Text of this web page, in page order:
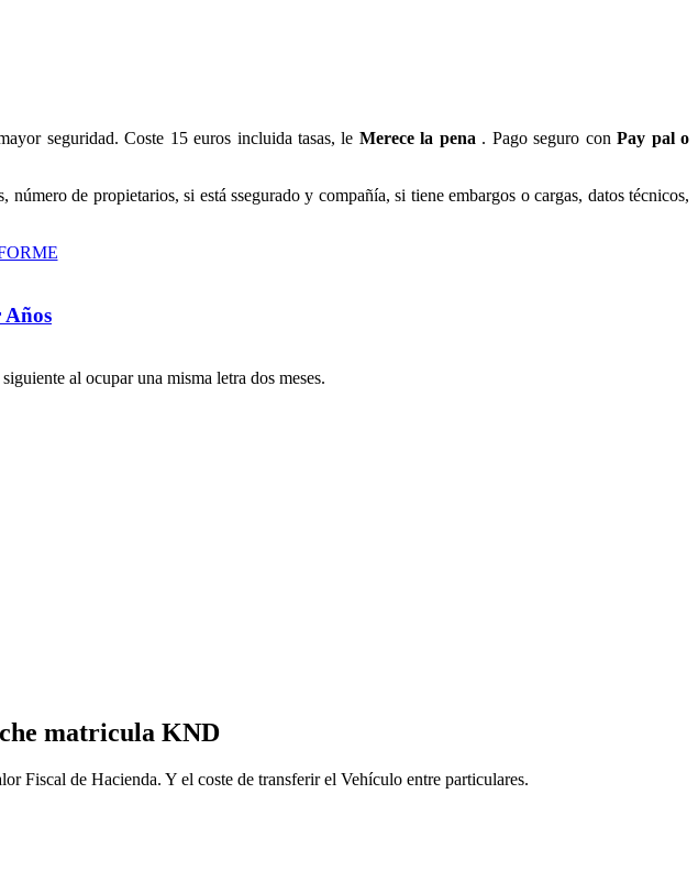
seguridad. Coste 15 euros incluida tasas, le Merece la pena . Pago seguro conPay pal o
de propietarios, si está ssegurado y compañía, si tiene embargos o cargas, datos técnicos,
al ocupar una misma letra dos meses.
matricula KND
Fiscal de Hacienda. Y el coste de transferir el Vehículo entre particulares.